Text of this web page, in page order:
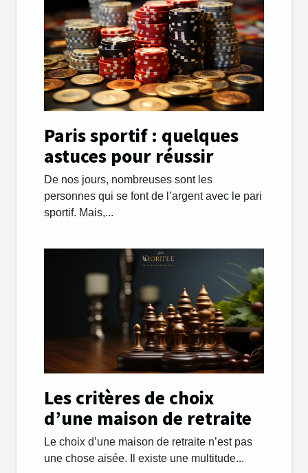
Paris sportif : quelques
astuces pour réussir
De nos jours, nombreuses sont les
personnes qui se font de l’argent avec le pari
sportif. Mais,...
Les critères de choix
d’une maison de retraite
Le choix d’une maison de retraite n’est pas
une chose aisée. Il existe une multitude...